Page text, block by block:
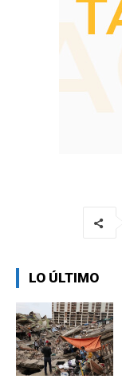
LO ÚLTIMO